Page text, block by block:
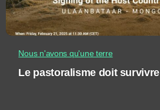
Nous n'avons qu'une terre
Le pastoralisme doit survivre